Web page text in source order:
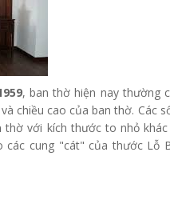
, ban thờ hiện nay thường
chiều cao của ban thờ. Các
với kích thước to nhỏ
cung "cát" của thước Lỗ